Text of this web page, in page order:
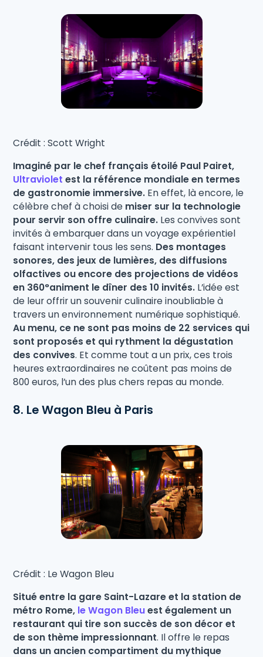
Crédit : Scott Wright
Imaginé par le chef français étoilé Paul Pairet,
Ultraviolet est la référence mondiale en termes
de gastronomie immersive. En effet, là encore, le
célèbre chef à choisi de miser sur la technologie
pour servir son offre culinaire. Les convives sont
invités à embarquer dans un voyage expérientiel
faisant intervenir tous les sens. Des montages
sonores, des jeux de lumières, des diffusions
olfactives ou encore des projections de vidéos
en 360°animent le dîner des 10 invités. L’idée est
de leur offrir un souvenir culinaire inoubliable à
travers un environnement numérique sophistiqué.
Au menu, ce ne sont pas moins de 22 services qui
sont proposés et qui rythment la dégustation
des convives. Et comme tout a un prix, ces trois
heures extraordinaires ne coûtent pas moins de
800 euros, l’un des plus chers repas au monde.
8. Le Wagon Bleu à Paris
Crédit : Le Wagon Bleu
Situé entre la gare Saint-Lazare et la station de
métro Rome, le Wagon Bleuest également un
restaurant qui tire son succès de son décor et
de son thème impressionnant. Il offre le repas
dans un ancien compartiment du mythique